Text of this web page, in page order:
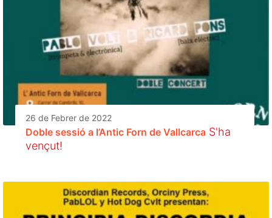
26 de Febrer de 2022
Doble sessió a l’Antic Forn de Vallcarca S'ha
vençut!